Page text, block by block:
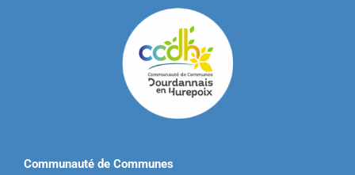
Communauté de Communes